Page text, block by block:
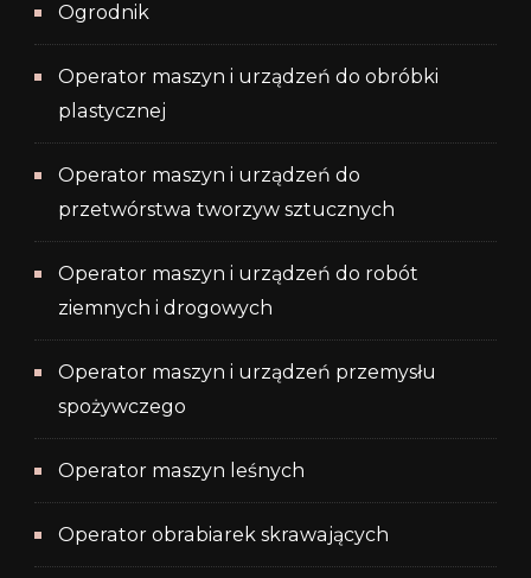
Ogrodnik
Operator maszyn i urządzeń do obróbki
plastycznej
Operator maszyn i urządzeń do
przetwórstwa tworzyw sztucznych
Operator maszyn i urządzeń do robót
ziemnych i drogowych
Operator maszyn i urządzeń przemysłu
spożywczego
Operator maszyn leśnych
Operator obrabiarek skrawających